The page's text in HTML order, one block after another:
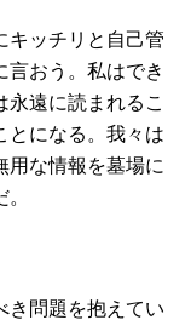
ッチリと自己管
言おう。私はでき
遠に読まれるこ
とになる。我々は
用な情報を墓場に
問題を抱えてい